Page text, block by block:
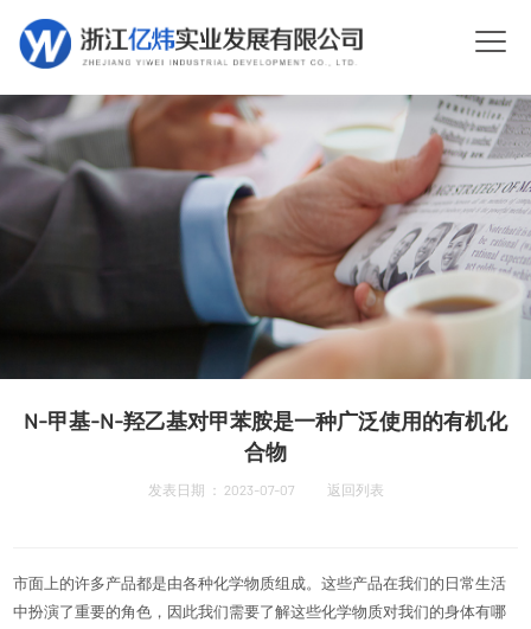
N-甲基-N-羟乙基对甲苯胺是一种广泛使用的有机化
合物
发表日期 ： 2023-07-07 返回列表
市面上的许多产品都是由各种化学物质组成。这些产品在我们的日常生活
中扮演了重要的角色，因此我们需要了解这些化学物质对我们的身体有哪